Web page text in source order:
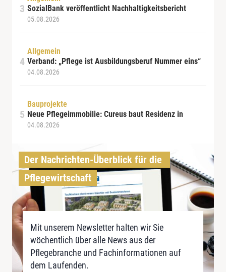
SozialBank veröffentlicht Nachhaltigkeitsbericht
05.08.2026
Allgemein
Verband: „Pflege ist Ausbildungsberuf Nummer eins“
04.08.2026
Bauprojekte
Neue Pflegeimmobilie: Cureus baut Residenz in
04.08.2026
Der Nachrichten-Überblick für die
Pflegewirtschaft
Mit unserem Newsletter halten wir Sie
wöchentlich über alle News aus der
Pflegebranche und Fachinformationen auf
dem Laufenden.